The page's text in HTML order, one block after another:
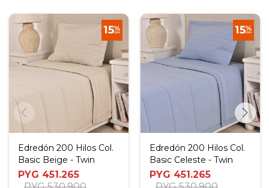
Edredón 200 Hilos Col.
Basic Beige - Twin
PYG 451.265
Edredón 200 Hilos Col.
Basic Celeste - Twin
PYG 451.265